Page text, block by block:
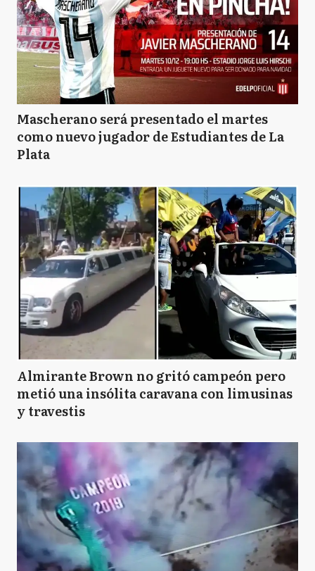
Mascherano será presentado el martes
como nuevo jugador de Estudiantes de La
Plata
Almirante Brown no gritó campeón pero
metió una insólita caravana con limusinas
y travestis